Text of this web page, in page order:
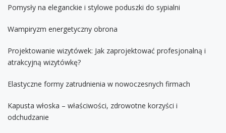
Pomysły na eleganckie i stylowe poduszki do sypialni
Wampiryzm energetyczny obrona
Projektowanie wizytówek: Jak zaprojektować profesjonalną i
atrakcyjną wizytówkę?
Elastyczne formy zatrudnienia w nowoczesnych firmach
Kapusta włoska – właściwości, zdrowotne korzyści i
odchudzanie